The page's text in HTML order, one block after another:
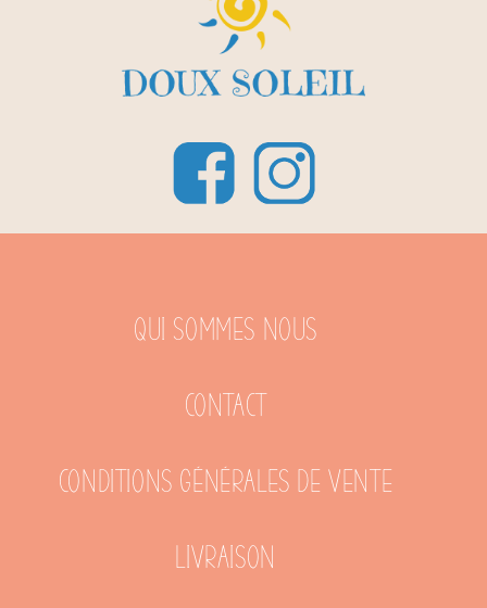
Qui sommes nous
Contact
Conditions générales de vente
Livraison